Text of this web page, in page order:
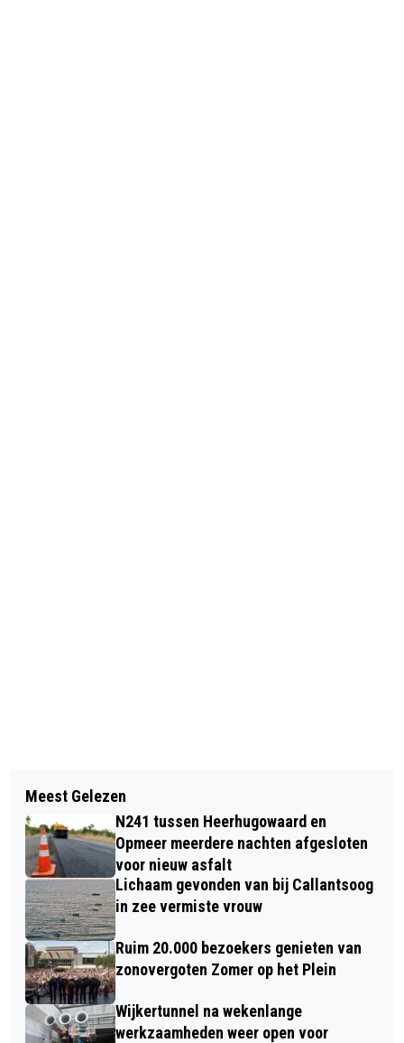
KINDEREN VANAF 2027 GRATIS MET
OV, KORTING 65-PLUSSERS
VERDWIJNT
TENTOONSTELLING IN ALKMAAR
VRAAGT AANDACHT VOOR FEMICIDE:
'KIJK NIET WEG'
Meest Gelezen
N241 tussen Heerhugowaard en
Opmeer meerdere nachten afgesloten
voor nieuw asfalt
Lichaam gevonden van bij Callantsoog
in zee vermiste vrouw
Ruim 20.000 bezoekers genieten van
zonovergoten Zomer op het Plein
Wijkertunnel na wekenlange
werkzaamheden weer open voor